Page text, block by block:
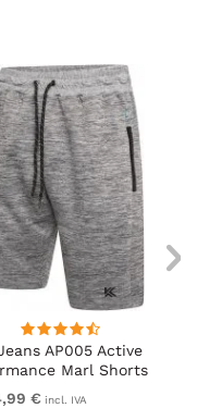
AP005 Active
Marl Shorts
€ incl. IVA